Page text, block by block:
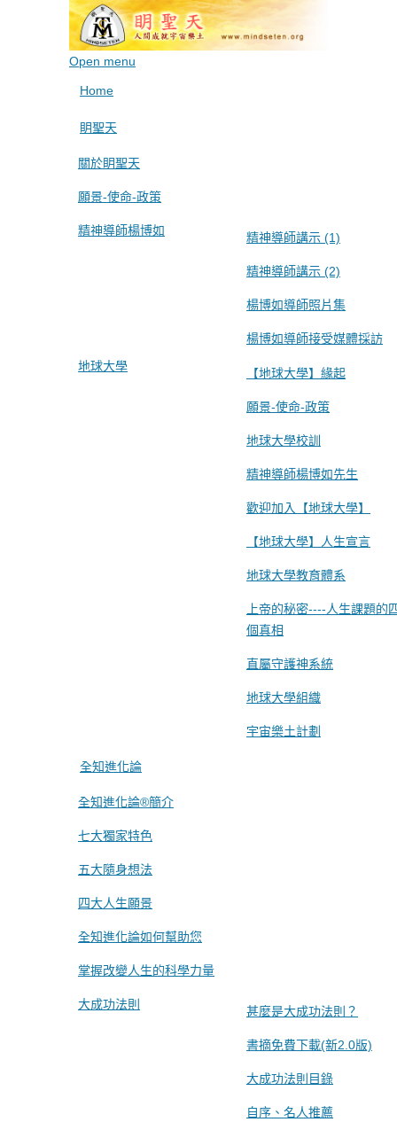
Open menu
Home
眀聖天
關於眀聖天
願景-使命-政策
精神導師楊博如 精神導師講示 (1)
精神導師講示 (2)
楊博如導師照片集
楊博如導師接受媒體採訪
地球大學
【地球大學】緣起
願景-使命-政策
地球大學校訓
精神導師楊博如先生
歡迎加入【地球大學】
【地球大學】人生宣言
地球大學教育體系
上帝的秘密----人生課題的
個真相
直屬守護神系統
地球大學組織
宇宙樂土計劃
全知進化論
全知進化論®簡介
七大獨家特色
五大隨身想法
四大人生願景
全知進化論如何幫助您
掌握改變人生的科學力量
大成功法則 甚麼是大成功法則？
書摘免費下載(新2.0版)
大成功法則目錄
自序、名人推薦